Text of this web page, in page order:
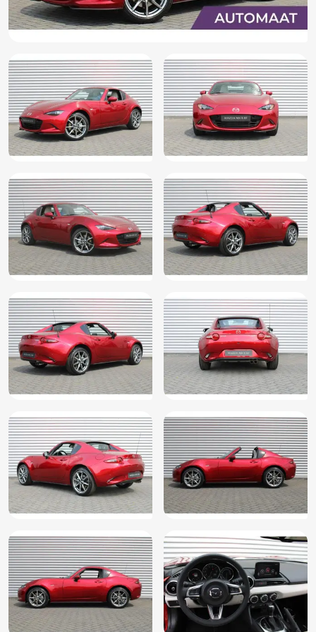
Stuurwiel multifunctioneel
Verkeersbord detectie
Voorstoelen verwarmd
Windscherm
Dodehoek Detectie
Achteruitrij assistent
Anti overhel assistent
Bluetooth telefoonvoorbereiding
Buitenspiegels in andere kleur
DAB ontvanger
Multimedia scherm klein
Passagiersairbag
Navigatiesysteem
Kleur rood